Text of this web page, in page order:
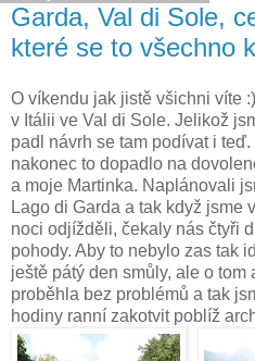
Garda, Val di Sole,
které se to všechno
O víkendu jak jistě všichni víte
v Itálii ve Val di Sole. Jelikož
padl návrh se tam podívat i
nakonec to dopadlo na
a moje Martinka. Naplánovali
Lago di Garda a tak když jsme
noci odjížděli, čekaly nás čtyři
pohody. Aby to nebylo zas tak
ještě pátý den smůly, ale o
proběhla bez problémů a tak
hodiny ranní zakotvit poblíž